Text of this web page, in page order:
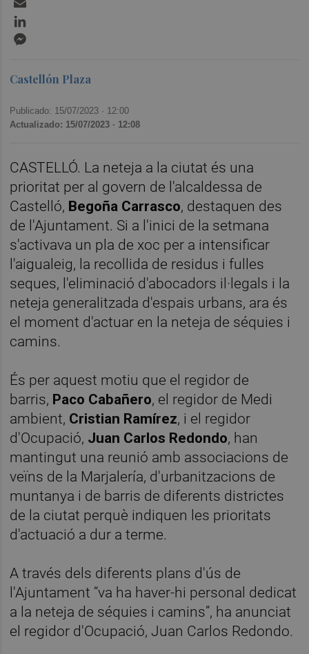
Castellón Plaza
Publicado: 15/07/2023 · 12:00
Actualizado: 15/07/2023 · 12:08
CASTELLÓ. La neteja a la ciutat és una
prioritat per al govern de l'alcaldessa de
Castelló, Begoña Carrasco, destaquen des
de l'Ajuntament. Si a l'inici de la setmana
s'activava un pla de xoc per a intensificar
l'aigualeig, la recollida de residus i fulles
seques, l'eliminació d'abocadors il·legals i la
neteja generalitzada d'espais urbans, ara és
el moment d'actuar en la neteja de séquies i
camins.
És per aquest motiu que el regidor de
barris, Paco Cabañero, el regidor de Medi
ambient, Cristian Ramírez, i el regidor
d'Ocupació, Juan Carlos Redondo, han
mantingut una reunió amb associacions de
veïns de la Marjalería, d'urbanitzacions de
muntanya i de barris de diferents districtes
de la ciutat perquè indiquen les prioritats
d'actuació a dur a terme.
A través dels diferents plans d'ús de
l'Ajuntament “va ha haver-hi personal dedicat
a la neteja de séquies i camins”, ha anunciat
el regidor d'Ocupació, Juan Carlos Redondo.